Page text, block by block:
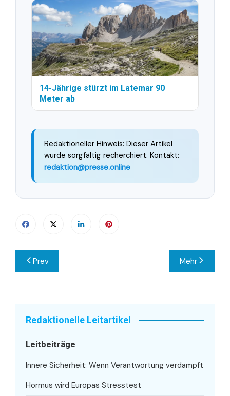
14-Jährige stürzt im Latemar 90
Meter ab
Redaktioneller Hinweis: Dieser Artikel
wurde sorgfältig recherchiert. Kontakt:
redaktion@presse.online
Beitragsnavigation
Prev Mehr
Redaktionelle Leitartikel
Leitbeiträge
Innere Sicherheit: Wenn Verantwortung verdampft
Hormus wird Europas Stresstest